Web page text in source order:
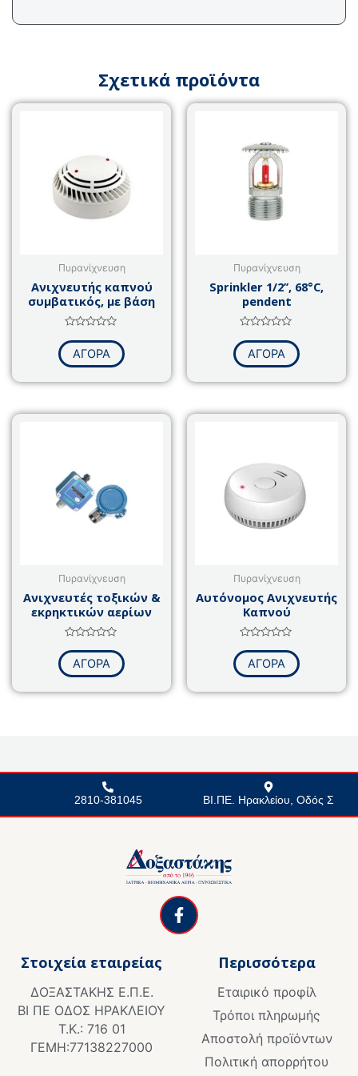
Σχετικά προϊόντα
Πυρανίχνευση
Ανιχνευτής καπνού
συμβατικός, με βάση
με
από
ΑΓΟΡΑ
Πυρανίχνευση
Sprinkler 1/2’’, 68°C,
pendent
με
από
ΑΓΟΡΑ
Πυρανίχνευση
Ανιχνευτές τοξικών &
εκρηκτικών αερίων
με
από
ΑΓΟΡΑ
Πυρανίχνευση
Αυτόνομος Aνιχνευτής
Kαπνού
με
από
ΑΓΟΡΑ
2810-381045 ΒΙ.ΠΕ. Ηρακλείου, Οδός Σ
F
a
c
Στοιχεία εταιρείας
ΔΟΞΑΣΤΑΚΗΣ Ε.Π.Ε.
ΒΙ ΠΕ ΟΔΟΣ ΗΡΑΚΛΕΙΟΥ
Τ.Κ.: 716 01
ΓΕΜΗ:77138227000
Περισσότερα
Εταιρικό προφίλ
Τρόποι πληρωμής
Αποστολή προϊόντων
Πολιτική απορρήτου